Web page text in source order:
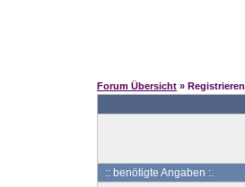
Forum Übersicht » Registrieren
:: benötigte Angaben :.